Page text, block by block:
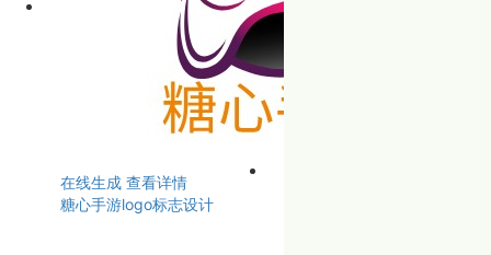
在线生成 查看详情
糖心手游logo标志设计